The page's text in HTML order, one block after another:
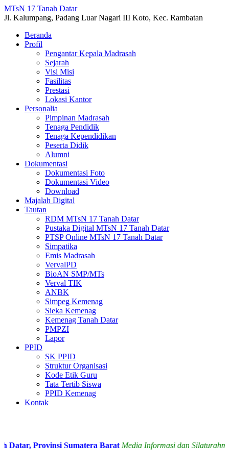
MTsN 17 Tanah Datar
Jl. Kalumpang, Padang Luar Nagari III Koto, Kec. Rambatan
Beranda
Profil
Pengantar Kepala Madrasah
Sejarah
Visi Misi
Fasilitas
Prestasi
Lokasi Kantor
Personalia
Pimpinan Madrasah
Tenaga Pendidik
Tenaga Kependidikan
Peserta Didik
Alumni
Dokumentasi
Dokumentasi Foto
Dokumentasi Video
Download
Majalah Digital
Tautan
RDM MTsN 17 Tanah Datar
Pustaka Digital MTsN 17 Tanah Datar
PTSP Online MTsN 17 Tanah Datar
Simpatika
Emis Madrasah
VervalPD
BioAN SMP/MTs
Verval TIK
ANBK
Simpeg Kemenag
Sieka Kemenag
Kemenag Tanah Datar
PMPZI
Lapor
PPID
SK PPID
Struktur Organisasi
Kode Etik Guru
Tata Tertib Siswa
PPID Kemenag
Kontak
Provinsi Sumatera Barat Media Informasi dan Silaturahmi